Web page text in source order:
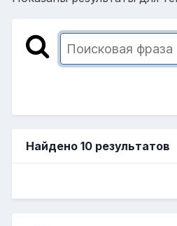
Найдено 10 результатов